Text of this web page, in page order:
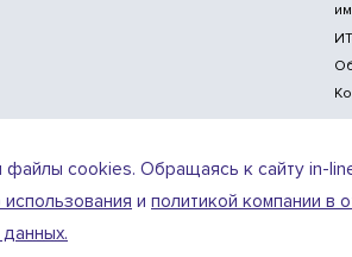
cookies. Обращаясь к сайту in-
и политикой компании в